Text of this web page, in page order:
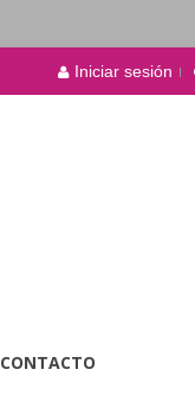
Iniciar sesión
CONTACTO